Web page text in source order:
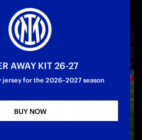
AWAY KIT 26-27
jersey for the 2026–2027 season
BUY NOW